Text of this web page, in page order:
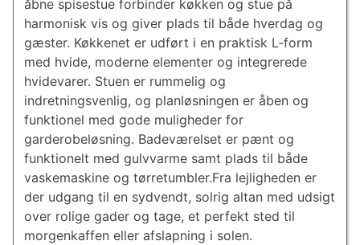
åbne spisestue forbinder køkken og stue på
harmonisk vis og giver plads til både hverdag og
gæster. Køkkenet er udført i en praktisk L-form
med hvide, moderne elementer og integrerede
hvidevarer. Stuen er rummelig og
indretningsvenlig, og planløsningen er åben og
funktionel med gode muligheder for
garderobeløsning. Badeværelset er pænt og
funktionelt med gulvvarme samt plads til både
vaskemaskine og tørretumbler.Fra lejligheden er
der udgang til en sydvendt, solrig altan med udsigt
over rolige gader og tage, et perfekt sted til
morgenkaffen eller afslapning i solen.